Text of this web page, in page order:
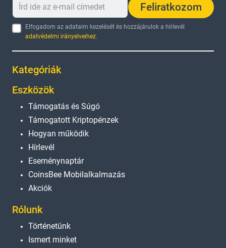
Feliratkozom
Elfogadom az adataim kezelését és hozzájárulok a hírlevél
adatvédelmi irányelveihez.
Kategóriák
Eszközök
Támogatás és Súgó
Támogatott Kriptopénzek
Hogyan működik
Hírlevél
Eseménynaptár
CoinsBee Mobilalkalmazás
Akciók
Rólunk
Történetünk
Ismert minket